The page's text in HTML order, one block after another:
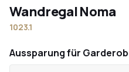
Wandregal Noma
1023.1
Aussparung für